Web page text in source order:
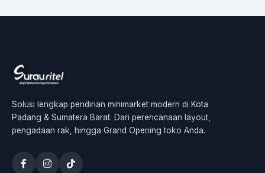
Solusi lengkap pendirian minimarket modern di Kota
Padang & Sumatera Barat. Dari perencanaan layout,
pengadaan rak, hingga Grand Opening toko Anda.